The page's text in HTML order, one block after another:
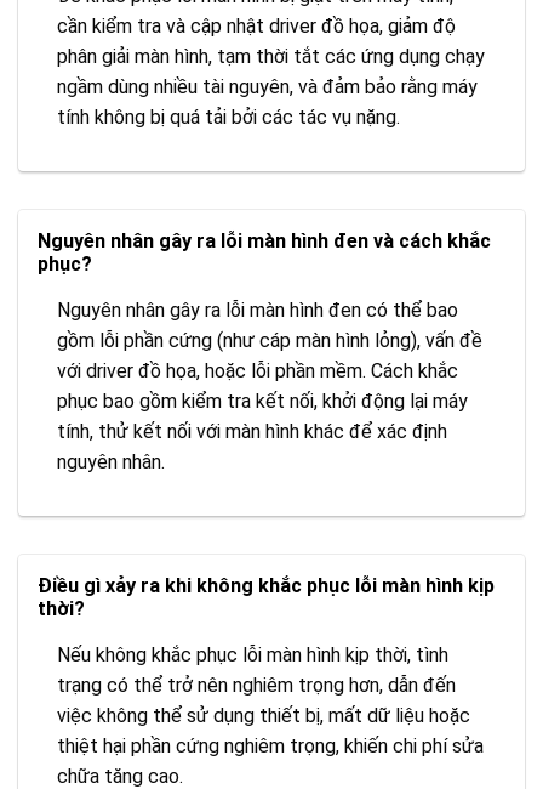
cần kiểm tra và cập nhật driver đồ họa, giảm độ
phân giải màn hình, tạm thời tắt các ứng dụng chạy
ngầm dùng nhiều tài nguyên, và đảm bảo rằng máy
tính không bị quá tải bởi các tác vụ nặng.
Nguyên nhân gây ra lỗi màn hình đen và cách khắc
phục?
Nguyên nhân gây ra lỗi màn hình đen có thể bao
gồm lỗi phần cứng (như cáp màn hình lỏng), vấn đề
với driver đồ họa, hoặc lỗi phần mềm. Cách khắc
phục bao gồm kiểm tra kết nối, khởi động lại máy
tính, thử kết nối với màn hình khác để xác định
nguyên nhân.
Điều gì xảy ra khi không khắc phục lỗi màn hình kịp
thời?
Nếu không khắc phục lỗi màn hình kịp thời, tình
trạng có thể trở nên nghiêm trọng hơn, dẫn đến
việc không thể sử dụng thiết bị, mất dữ liệu hoặc
thiệt hại phần cứng nghiêm trọng, khiến chi phí sửa
chữa tăng cao.